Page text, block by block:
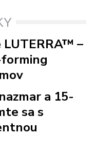
–
a 15-
sa s